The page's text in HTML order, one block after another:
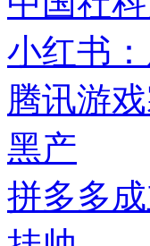
小红书
腾讯游
黑产
拼多多